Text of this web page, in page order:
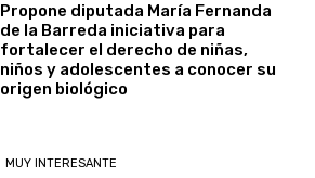
Propone diputada María Fernanda
de la Barreda iniciativa para
fortalecer el derecho de niñas,
niños y adolescentes a conocer su
origen biológico
MUY INTERESANTE